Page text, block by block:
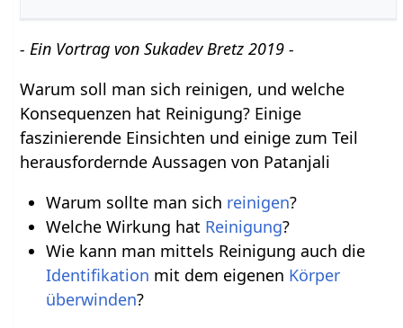
- Ein Vortrag von Sukadev Bretz 2019 -
Warum soll man sich reinigen, und welche
Konsequenzen hat Reinigung? Einige
faszinierende Einsichten und einige zum Teil
herausfordernde Aussagen von Patanjali
Warum sollte man sich reinigen?
Welche Wirkung hat Reinigung?
Wie kann man mittels Reinigung auch die
Identifikation mit dem eigenen Körper
überwinden?